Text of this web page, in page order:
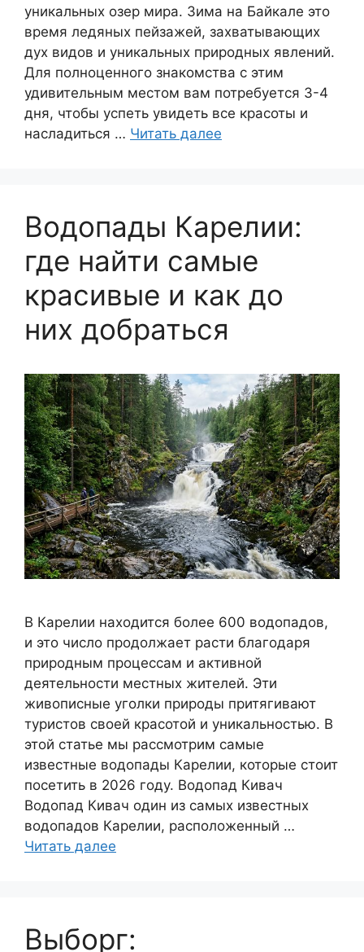
уникальных озер мира. Зима на Байкале это
время ледяных пейзажей, захватывающих
дух видов и уникальных природных явлений.
Для полноценного знакомства с этим
удивительным местом вам потребуется 3-4
дня, чтобы успеть увидеть все красоты и
насладиться … Читать далее
Водопады Карелии:
где найти самые
красивые и как до
них добраться
В Карелии находится более 600 водопадов,
и это число продолжает расти благодаря
природным процессам и активной
деятельности местных жителей. Эти
живописные уголки природы притягивают
туристов своей красотой и уникальностью. В
этой статье мы рассмотрим самые
известные водопады Карелии, которые стоит
посетить в 2026 году. Водопад Кивач
Водопад Кивач один из самых известных
водопадов Карелии, расположенный …
Читать далее
Выборг: